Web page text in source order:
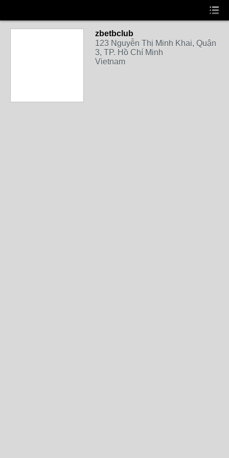
zbetbclub
123 Nguyễn Thị Minh Khai, Quận
3, TP. Hồ Chí Minh
Vietnam